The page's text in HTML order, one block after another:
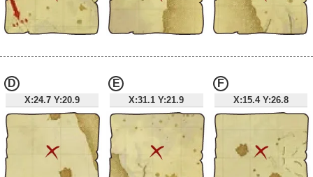
H
X:24.7 Y:20.9
D
X:31.1 Y:21.9
E
X:15.4 Y:26.8
F